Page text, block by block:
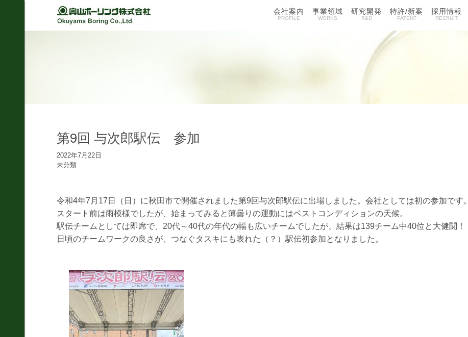
さく井工事
軟弱地盤解析
地下水・水文調査
会社案内
PROFILE
事業領域
WORKS
研究開発
R&D
特許/新案
PATENT
採用情報
RECRUIT
第9回 与次郎駅伝 参加
2022年7月22日
未分類
令和4年7月17日（日）に秋田市で開催されました第9回与次郎駅伝に出場しました。会社としては初の参加です。
スタート前は雨模様でしたが、始まってみると薄曇りの運動にはベストコンディションの天候。
駅伝チームとしては即席で、20代～40代の年代の幅も広いチームでしたが、結果は139チーム中40位と大健闘！
日頃のチームワークの良さが、つなぐタスキにも表れた（？）駅伝初参加となりました。